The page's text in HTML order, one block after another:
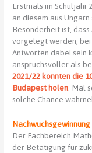
Erstmals im Schuljahr
an diesem aus
Besonderheit ist,
vorgelegt werden, bei
Antworten dabei sein
anspruchsvoller als
2021/22 konnten die
Budapest holen. Mal
solche Chance
Nachwuchsgewinnung
Der Fachbereich
der Betätigung für